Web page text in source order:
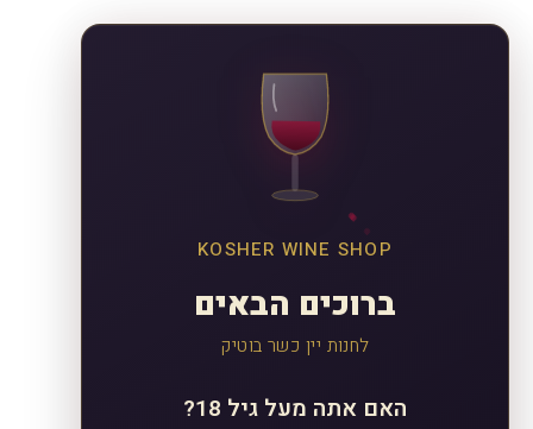
KOSHER WINE SHOP
ברוכים הבאים
לחנות יין כשר בוטיק
האם אתה מעל גיל 18?